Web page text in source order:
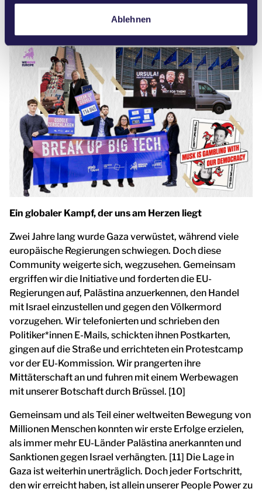
Ablehnen
Google bereits mit einer Geldstrafe von 2,95 Milliarden
Ein globaler Kampf, der uns am Herzen liegt
Zwei Jahre lang wurde Gaza verwüstet, während viele
europäische Regierungen schwiegen. Doch diese
Community weigerte sich, wegzusehen. Gemeinsam
ergriffen wir die Initiative und forderten die EU-
Regierungen auf, Palästina anzuerkennen, den Handel
mit Israel einzustellen und gegen den Völkermord
vorzugehen. Wir telefonierten und schrieben den
Politiker*innen E-Mails, schickten ihnen Postkarten,
gingen auf die Straße und errichteten ein Protestcamp
vor der EU-Kommission. Wir prangerten ihre
Mittäterschaft an und fuhren mit einem Werbewagen
mit unserer Botschaft durch Brüssel. [10]
Gemeinsam und als Teil einer weltweiten Bewegung von
Millionen Menschen konnten wir erste Erfolge erzielen,
als immer mehr EU-Länder Palästina anerkannten und
Sanktionen gegen Israel verhängten. [11] Die Lage in
Gaza ist weiterhin unerträglich. Doch jeder Fortschritt,
den wir erreicht haben, ist allein unserer People Power zu